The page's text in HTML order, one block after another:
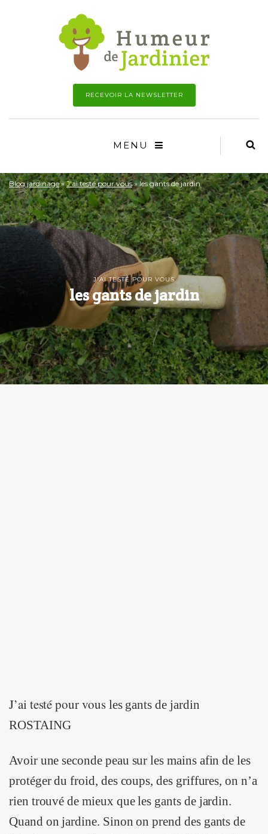
RECEVOIR LA NEWSLETTER
MENU
Blog jardinage»J'ai testé pour vous»les gants de jardin
J'AI TESTÉ POUR VOUS
les gants de jardin
J’ai testé pour vousles gants de jardin
ROSTAING
Avoir une seconde peau sur les mains afin de les
protéger du froid, des coups, des griffures, on n’a
rien trouvé de mieux que les gants de jardin.
Quand on jardine. Sinon on prend des gants de